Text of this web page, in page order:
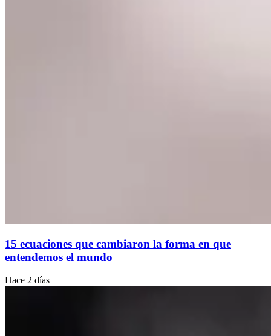
15 ecuaciones que cambiaron la forma en que
entendemos el mundo
Hace 2 días